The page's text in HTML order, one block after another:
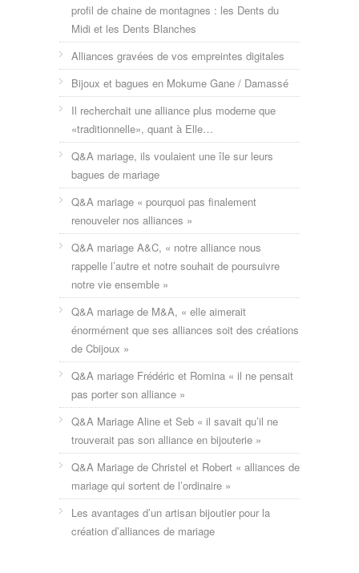
profil de chaine de montagnes : les Dents du
Midi et les Dents Blanches
Alliances gravées de vos empreintes digitales
Bijoux et bagues en Mokume Gane / Damassé
Il recherchait une alliance plus moderne que
«traditionnelle», quant à Elle…
Q&A mariage, ils voulaient une île sur leurs
bagues de mariage
Q&A mariage « pourquoi pas finalement
renouveler nos alliances »
Q&A mariage A&C, « notre alliance nous
rappelle l’autre et notre souhait de poursuivre
notre vie ensemble »
Q&A mariage de M&A, « elle aimerait
énormément que ses alliances soit des créations
de Cbijoux »
Q&A mariage Frédéric et Romina « il ne pensait
pas porter son alliance »
Q&A Mariage Aline et Seb « il savait qu’il ne
trouverait pas son alliance en bijouterie »
Q&A Mariage de Christel et Robert « alliances de
mariage qui sortent de l’ordinaire »
Les avantages d’un artisan bijoutier pour la
création d’alliances de mariage